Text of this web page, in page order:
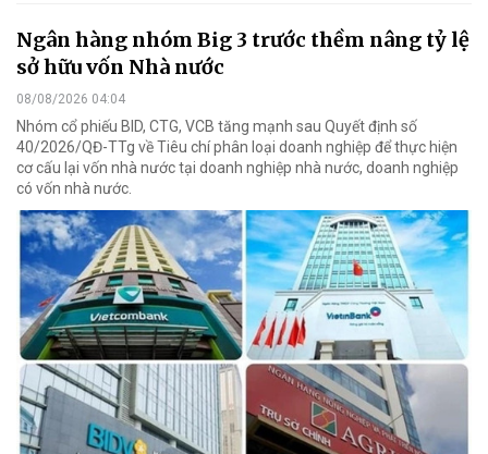
Ngân hàng nhóm Big 3 trước thềm nâng tỷ lệ
sở hữu vốn Nhà nước
08/08/2026 04:04
Nhóm cổ phiếu BID, CTG, VCB tăng mạnh sau Quyết định số
40/2026/QĐ-TTg về Tiêu chí phân loại doanh nghiệp để thực hiện
cơ cấu lại vốn nhà nước tại doanh nghiệp nhà nước, doanh nghiệp
có vốn nhà nước.